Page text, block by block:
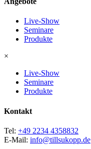
Live-Show
Seminare
Produkte
×
Live-Show
Seminare
Produkte
Kontakt
Tel: +49 2234 4358832
E-Mail: info@tillsukopp.de